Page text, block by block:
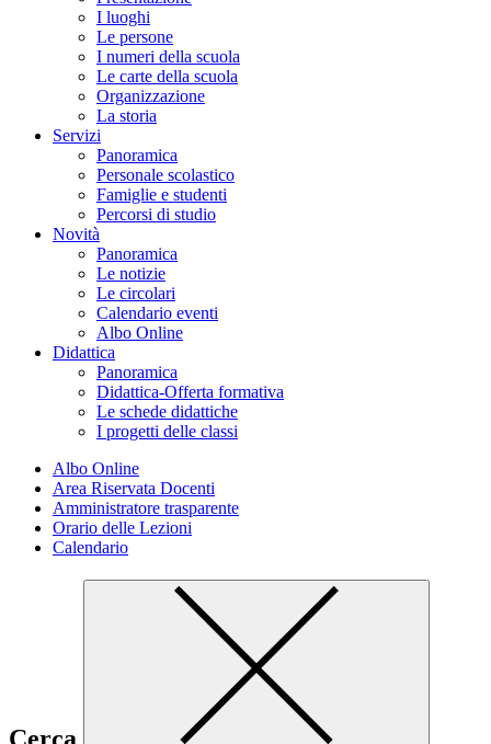
I luoghi
Le persone
I numeri della scuola
Le carte della scuola
Organizzazione
La storia
Servizi
Panoramica
Personale scolastico
Famiglie e studenti
Percorsi di studio
Novità
Panoramica
Le notizie
Le circolari
Calendario eventi
Albo Online
Didattica
Panoramica
Didattica-Offerta formativa
Le schede didattiche
I progetti delle classi
Albo Online
Area Riservata Docenti
Amministratore trasparente
Orario delle Lezioni
Calendario